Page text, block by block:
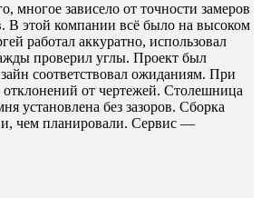
многое зависело от точности замеров
В этой компании всё было на высоком
работал аккуратно, использовал
проверил углы. Проект был
соответствовал ожиданиям. При
отклонений от чертежей. Столешница
установлена без зазоров. Сборка
чем планировали. Сервис —